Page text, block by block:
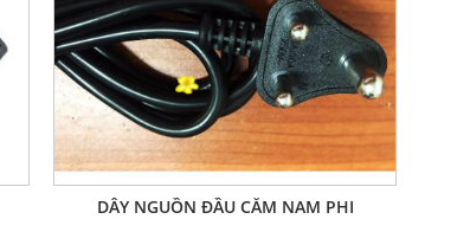
DÂY NGUỒN ĐẦU CẮM NAM PHI